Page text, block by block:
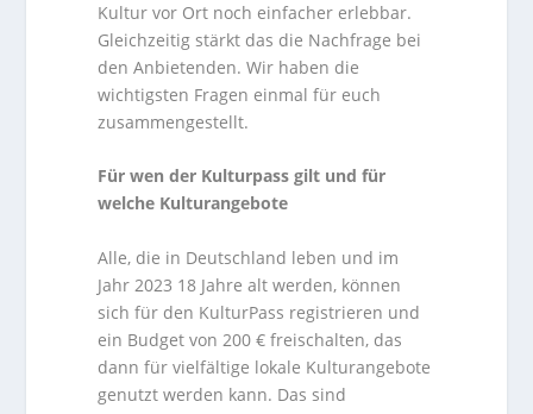
Kultur vor Ort noch einfacher erlebbar.
Gleichzeitig stärkt das die Nachfrage bei
den Anbietenden. Wir haben die
wichtigsten Fragen einmal für euch
zusammengestellt.
Für wen der Kulturpass gilt und für
welche Kulturangebote
Alle, die in Deutschland leben und im
Jahr 2023 18 Jahre alt werden, können
sich für den KulturPass registrieren und
ein Budget von 200 € freischalten, das
dann für vielfältige lokale Kulturangebote
genutzt werden kann. Das sind